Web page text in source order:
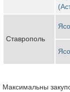
Ставрополь
Максимальны